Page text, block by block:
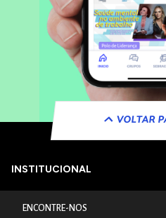
VOLTAR
INSTITUCIONAL
ENCONTRE-NOS